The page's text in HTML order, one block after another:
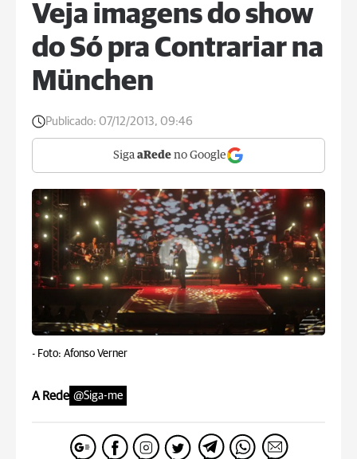
Veja imagens do show
do Só pra Contrariar na
München
Publicado: 07/12/2013, 09:46
Siga aRede no Google
- Foto: Afonso Verner
A Rede @Siga-me